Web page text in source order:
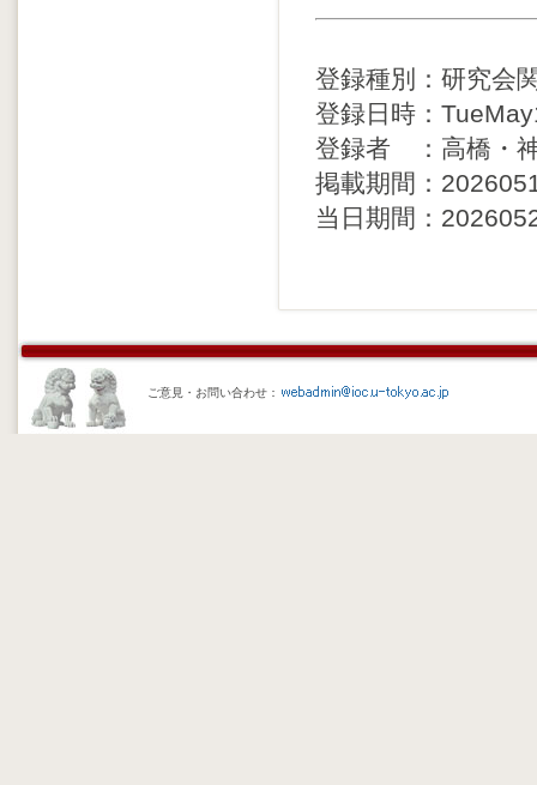
登録種別：研究会
登録日時：
登録者 ：高橋・
掲載期間：
当日期間：
ご意見・お問い合わせ：